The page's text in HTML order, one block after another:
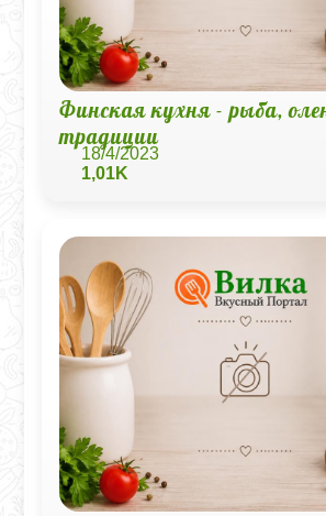
Финская кухня - рыба,
традиции
18/4/2023
1,01K